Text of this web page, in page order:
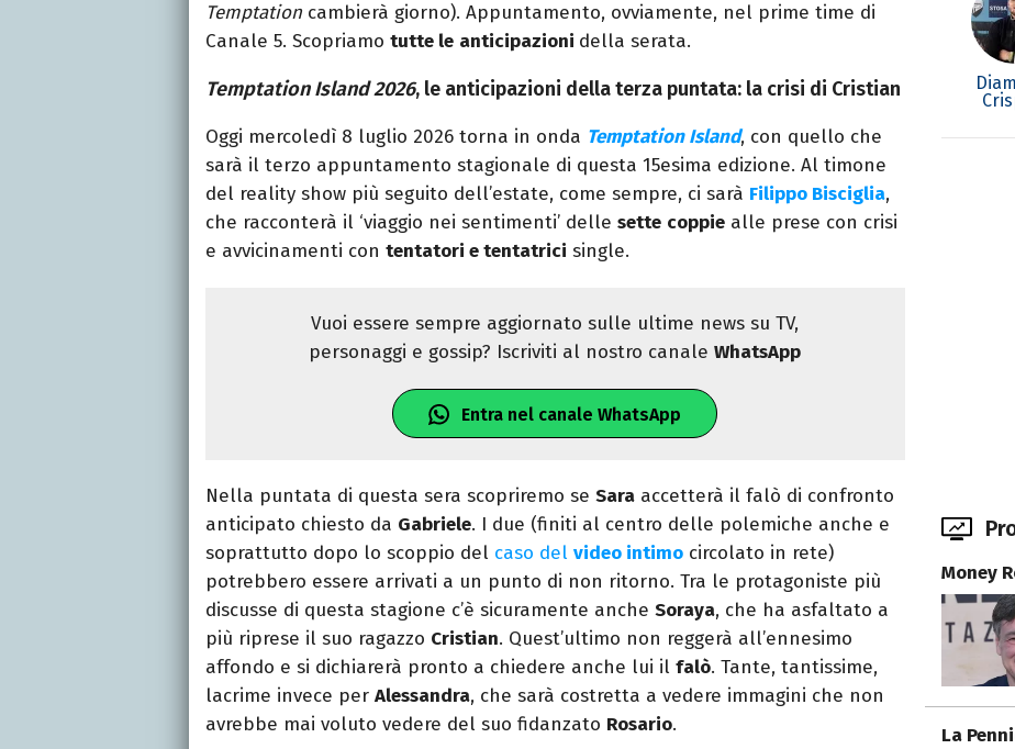
Temptationcambierà giorno). Appuntamento, ovviamente, nel prime time di
Canale 5. Scopriamo tutte le anticipazioni della serata.
Temptation Island 2026, le anticipazioni della terza puntata: la crisi di Cristian
Oggi mercoledì 8 luglio 2026 torna in onda Temptation Island, con quello che
sarà il terzo appuntamento stagionale di questa 15esima edizione. Al timone
del reality show più seguito dell’estate, come sempre, ci sarà Filippo Bisciglia,
che racconterà il ‘viaggio nei sentimenti’ delle sette coppie alle prese con crisi
e avvicinamenti con tentatori e tentatrici single.
Vuoi essere sempre aggiornato sulle ultime news su TV,
personaggi e gossip? Iscriviti al nostro canaleWhatsApp
Entra nel canale WhatsApp
Nella puntata di questa sera scopriremo se Sara accetterà il falò di confronto
anticipato chiesto da Gabriele. I due (finiti al centro delle polemiche anche e
soprattutto dopo lo scoppio del caso del video intimo circolato in rete)
potrebbero essere arrivati a un punto di non ritorno. Tra le protagoniste più
discusse di questa stagione c’è sicuramente anche Soraya, che ha asfaltato a
più riprese il suo ragazzo Cristian. Quest’ultimo non reggerà all’ennesimo
affondo e si dichiarerà pronto a chiedere anche lui il falò. Tante, tantissime,
lacrime invece per Alessandra, che sarà costretta a vedere immagini che non
avrebbe mai voluto vedere del suo fidanzato Rosario.
Money
La